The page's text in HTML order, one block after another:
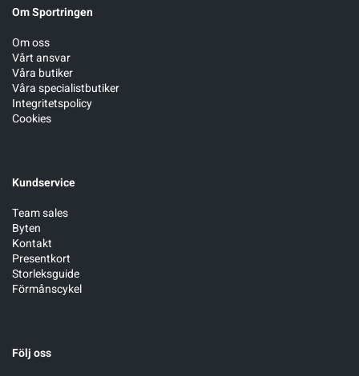
Om Sportringen
Om oss
Vårt ansvar
Våra butiker
Våra specialistbutiker
Integritetspolicy
Cookies
Kundservice
Team sales
Byten
Kontakt
Presentkort
Storleksguide
Förmånscykel
Följ oss